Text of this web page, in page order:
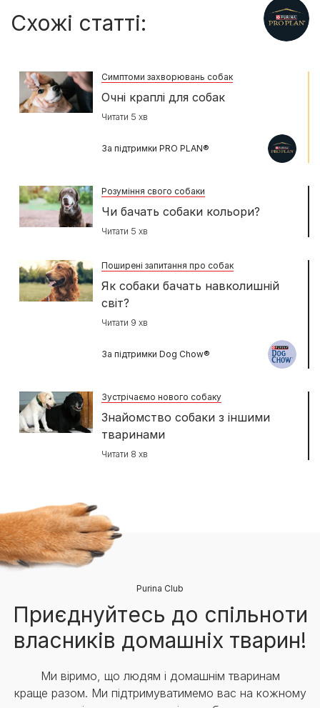
Схожі статті:
Симптоми захворювань собак
Очні краплі для собак
Читати 5 хв
За підтримки PRO PLAN®
Розуміння свого собаки
Чи бачать собаки кольори?
Читати 5 хв
Поширені запитання про собак
Як собаки бачать навколишній
світ?
Читати 9 хв
За підтримки Dog Chow®
Зустрічаємо нового собаку
Знайомство собаки з іншими
тваринами
Читати 8 хв
Purina Club
Приєднуйтесь до спільноти
власників домашніх тварин!
Ми віримо, що людям і домашнім тваринам
краще разом. Ми підтримуватимемо вас на кожному